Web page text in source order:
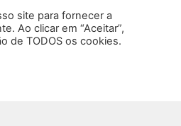
site para fornecer a
Ao clicar em “Aceitar”,
de TODOS os cookies.